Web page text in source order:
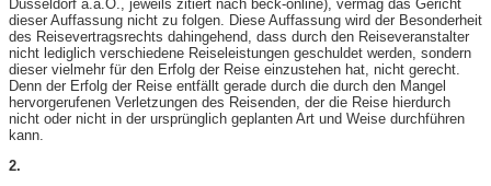
Düsseldorf a.a.O., jeweils zitiert nach beck-online), vermag das Gericht
dieser Auffassung nicht zu folgen. Diese Auffassung wird der Besonderheit
des Reisevertragsrechts dahingehend, dass durch den Reiseveranstalter
nicht lediglich verschiedene Reiseleistungen geschuldet werden, sondern
dieser vielmehr für den Erfolg der Reise einzustehen hat, nicht gerecht.
Denn der Erfolg der Reise entfällt gerade durch die durch den Mangel
hervorgerufenen Verletzungen des Reisenden, der die Reise hierdurch
nicht oder nicht in der ursprünglich geplanten Art und Weise durchführen
kann.
2.